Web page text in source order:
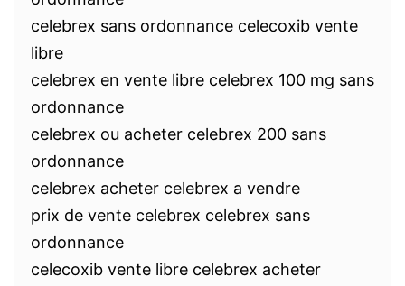
celebrex sans ordonnance celecoxib vente
libre
celebrex en vente libre celebrex 100 mg sans
ordonnance
celebrex ou acheter celebrex 200 sans
ordonnance
celebrex acheter celebrex a vendre
prix de vente celebrex celebrex sans
ordonnance
celecoxib vente libre celebrex acheter